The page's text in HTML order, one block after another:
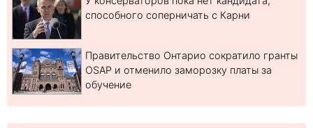
способного соперничать с Карни
Правительство Онтарио сократило гранты
OSAP и отменило заморозку платы за
обучение